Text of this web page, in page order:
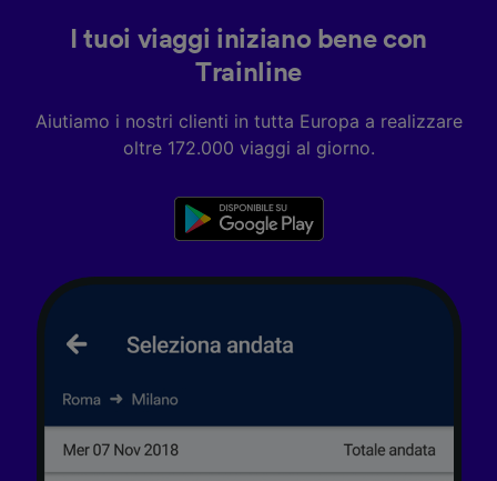
I tuoi viaggi iniziano bene con
Trainline
Aiutiamo i nostri clienti in tutta Europa a realizzare
oltre 172.000 viaggi al giorno.